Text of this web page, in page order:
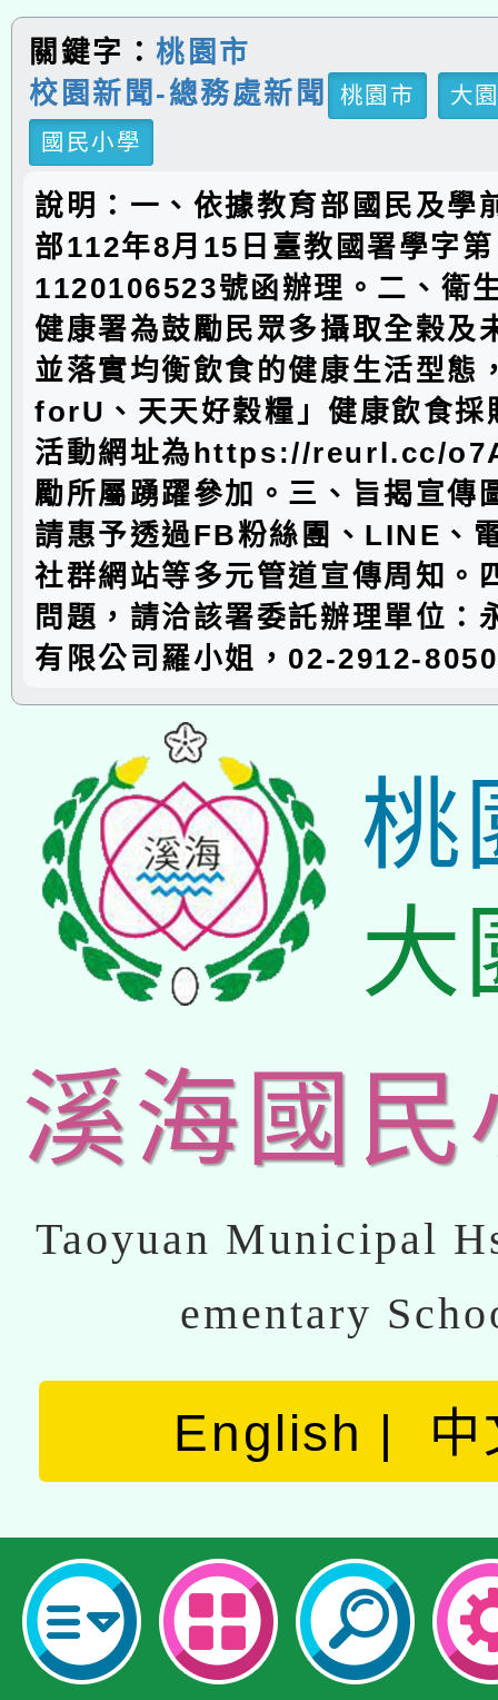
關鍵字：桃園市
校園新聞-總務處新聞
桃園市
大
國民小學
說明：一、依據教育部國民及學
部112年8月15日臺教國署學字第
1120106523號函辦理。二、衛
健康署為鼓勵民眾多攝取全榖及
並落實均衡飲食的健康生活型態
forU、天天好穀糧」健康飲食採
活動網址為https://reurl.cc/
勵所屬踴躍參加。三、旨揭宣傳
請惠予透過FB粉絲團、LINE、
社群網站等多元管道宣傳周知。
問題，請洽該署委託辦理單位：
有限公司羅小姐，02-2912-
桃
大
溪海國民
Taoyuan Municipal
ementary
English 中